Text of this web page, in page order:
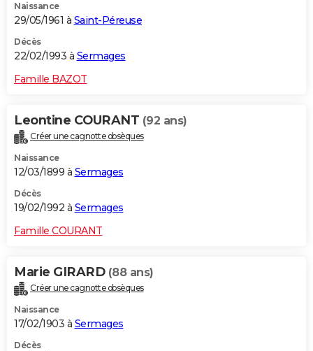
Naissance
29/05/1961 à Saint-Péreuse
Décès
22/02/1993 à Sermages
Famille BAZOT
Leontine COURANT (92 ans)
Créer une cagnotte obsèques
Naissance
12/03/1899 à Sermages
Décès
19/02/1992 à Sermages
Famille COURANT
Marie GIRARD (88 ans)
Créer une cagnotte obsèques
Naissance
17/02/1903 à Sermages
Décès